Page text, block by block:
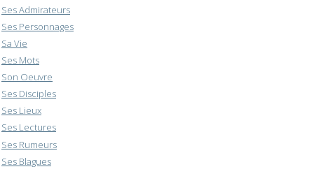
Ses Admirateurs
Ses Personnages
Sa Vie
Ses Mots
Son Oeuvre
Ses Disciples
Ses Lieux
Ses Lectures
Ses Rumeurs
Ses Blagues